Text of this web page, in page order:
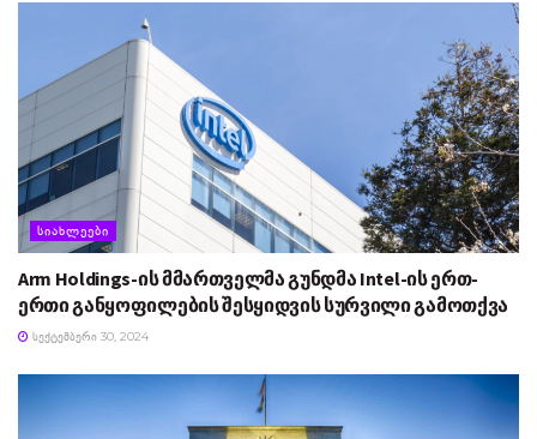
ᲡᲘᲐᲮᲚᲔᲔᲑᲘ
Arm Holdings-ის მმართველმა გუნდმა Intel-ის ერთ-
ერთი განყოფილების შესყიდვის სურვილი გამოთქვა
ᲡᲔᲥᲢᲔᲛᲑᲔᲠᲘ 30, 2024